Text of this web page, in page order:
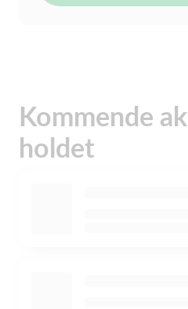
Kommende
holdet